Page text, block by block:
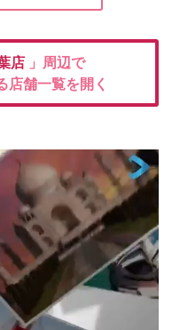
店 」周辺で
店舗一覧を開く